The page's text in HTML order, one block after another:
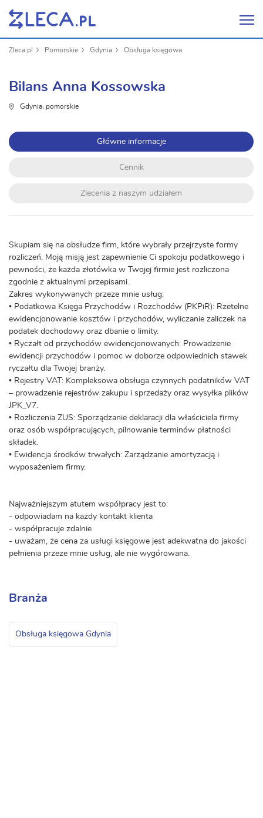
Zleca.pl Pomorskie Gdynia Obsługa księgowa
Bilans Anna Kossowska
Gdynia, pomorskie
Główne informacje
Cennik
Zlecenia z naszym udziałem
Skupiam się na obsłudze firm, które wybrały przejrzyste formy
rozliczeń. Moją misją jest zapewnienie Ci spokoju podatkowego i
pewności, że każda złotówka w Twojej firmie jest rozliczona
zgodnie z aktualnymi przepisami.
Zakres wykonywanych przeze mnie usług:
• Podatkowa Księga Przychodów i Rozchodów (PKPiR): Rzetelne
ewidencjonowanie kosztów i przychodów, wyliczanie zaliczek na
podatek dochodowy oraz dbanie o limity.
• Ryczałt od przychodów ewidencjonowanych: Prowadzenie
ewidencji przychodów i pomoc w doborze odpowiednich stawek
ryczałtu dla Twojej branży.
• Rejestry VAT: Kompleksowa obsługa czynnych podatników VAT
– prowadzenie rejestrów zakupu i sprzedaży oraz wysyłka plików
JPK_V7.
• Rozliczenia ZUS: Sporządzanie deklaracji dla właściciela firmy
oraz osób współpracujących, pilnowanie terminów płatności
składek.
• Ewidencja środków trwałych: Zarządzanie amortyzacją i
wyposażeniem firmy.
Najważniejszym atutem współpracy jest to:
- odpowiadam na każdy kontakt klienta
- współpracuje zdalnie
- uważam, że cena za usługi księgowe jest adekwatna do jakości
pełnienia przeze mnie usług, ale nie wygórowana.
Branża
Obsługa księgowa Gdynia